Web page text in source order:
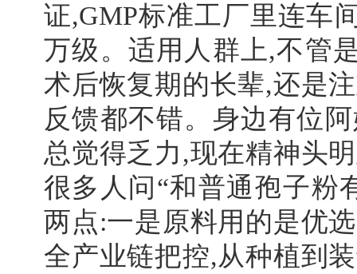
证,GMP标准工厂里连车
万级。适用人群上,不管
术后恢复期的长辈,还是
反馈都不错。身边有位
总觉得乏力,现在精神头
很多人问“和普通孢子粉
两点:一是原料用的是优
全产业链把控,从种植到